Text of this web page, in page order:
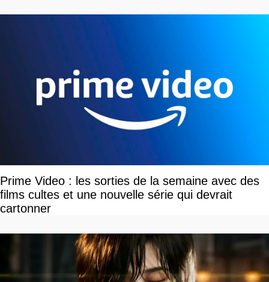
Prime Video : les sorties de la semaine avec des
films cultes et une nouvelle série qui devrait
cartonner